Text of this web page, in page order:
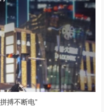
搏不断电”